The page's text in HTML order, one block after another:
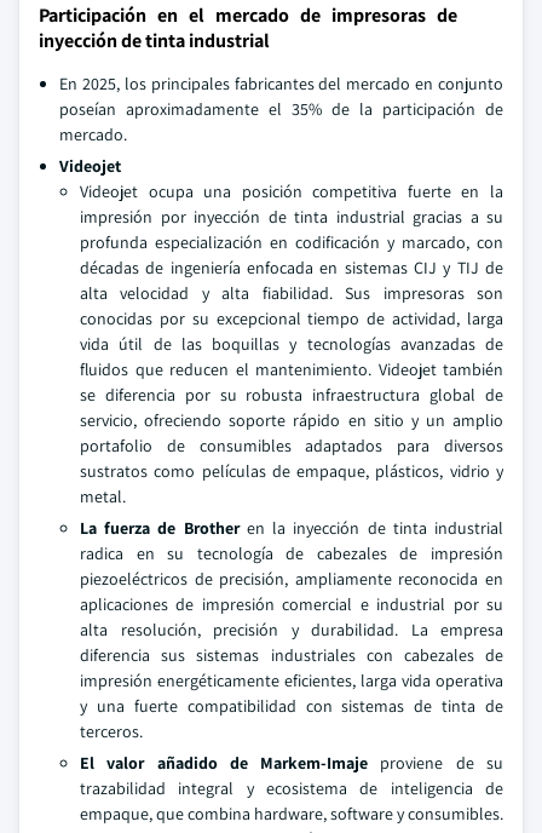
Participación en el mercado de impresoras de
inyección de tinta industrial
En 2025, los principales fabricantes del mercado en conjunto
poseían aproximadamente el 35% de la participación de
mercado.
Videojet
Videojet ocupa una posición competitiva fuerte en la
impresión por inyección de tinta industrial gracias a su
profunda especialización en codificación y marcado, con
décadas de ingeniería enfocada en sistemas CIJ y TIJ de
alta velocidad y alta fiabilidad. Sus impresoras son
conocidas por su excepcional tiempo de actividad, larga
vida útil de las boquillas y tecnologías avanzadas de
fluidos que reducen el mantenimiento. Videojet también
se diferencia por su robusta infraestructura global de
servicio, ofreciendo soporte rápido en sitio y un amplio
portafolio de consumibles adaptados para diversos
sustratos como películas de empaque, plásticos, vidrio y
metal.
La fuerza de Brotheren la inyección de tinta industrial
radica en su tecnología de cabezales de impresión
piezoeléctricos de precisión, ampliamente reconocida en
aplicaciones de impresión comercial e industrial por su
alta resolución, precisión y durabilidad. La empresa
diferencia sus sistemas industriales con cabezales de
impresión energéticamente eficientes, larga vida operativa
y una fuerte compatibilidad con sistemas de tinta de
terceros.
El valor añadido de Markem-Imaje proviene de su
trazabilidad integral y ecosistema de inteligencia de
empaque, que combina hardware, software y consumibles.